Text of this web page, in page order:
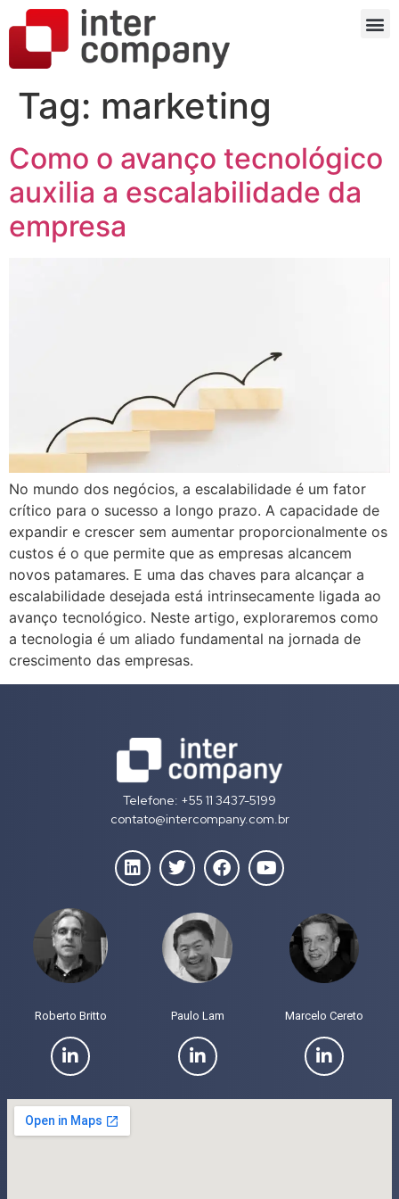
Tag: marketing
Como o avanço tecnológico
auxilia a escalabilidade da
empresa
No mundo dos negócios, a escalabilidade é um fator
crítico para o sucesso a longo prazo. A capacidade de
expandir e crescer sem aumentar proporcionalmente os
custos é o que permite que as empresas alcancem
novos patamares. E uma das chaves para alcançar a
escalabilidade desejada está intrinsecamente ligada ao
avanço tecnológico. Neste artigo, exploraremos como
a tecnologia é um aliado fundamental na jornada de
crescimento das empresas.
Telefone: +55 11 3437-5199
contato@intercompany.com.br
Roberto Britto Paulo Lam Marcelo Cereto